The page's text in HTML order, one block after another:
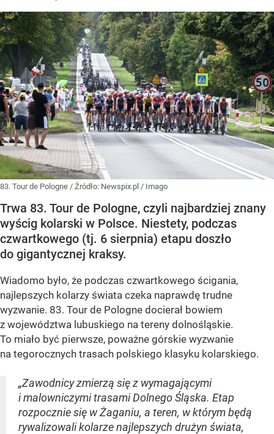
83. Tour de Pologne / Źródło: Newspix.pl / Imago
Trwa 83. Tour de Pologne, czyli najbardziej znany
wyścig kolarski w Polsce. Niestety, podczas
czwartkowego (tj. 6 sierpnia) etapu doszło
do gigantycznej kraksy.
Wiadomo było, że podczas czwartkowego ścigania,
najlepszych kolarzy świata czeka naprawdę trudne
wyzwanie. 83. Tour de Pologne docierał bowiem
z województwa lubuskiego na tereny dolnośląskie.
To miało być pierwsze, poważne górskie wyzwanie
na tegorocznych trasach polskiego klasyku kolarskiego.
„Zawodnicy zmierzą się z wymagającymi
i malowniczymi trasami Dolnego Śląska. Etap
rozpocznie się w Żaganiu, a teren, w którym będą
rywalizowali kolarze najlepszych drużyn świata,